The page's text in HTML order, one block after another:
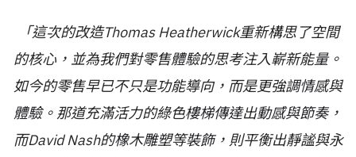
「這次的改造Thomas Heatherwick重新構思了空間
的核心，並為我們對零售體驗的思考注入嶄新能量。
如今的零售早已不只是功能導向，而是更強調情感與
體驗。那道充滿活力的綠色樓梯傳達出動感與節奏，
而David Nash的橡木雕塑等裝飾，則平衡出靜謐與永